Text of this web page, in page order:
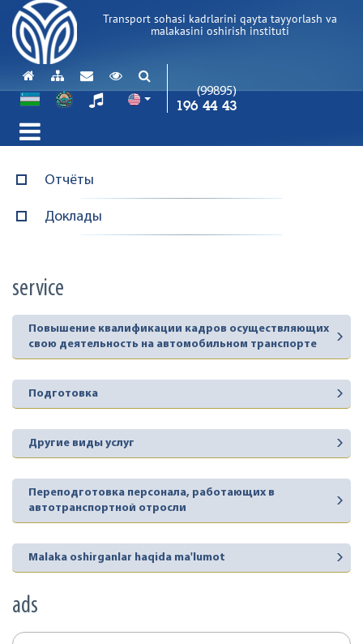
Transport sohasi kadrlarini qayta tayyorlash va
malakasini oshirish instituti
(99895)
196 44 43
Отчёты
Доклады
service
Повышение квалификации кадров осуществляющих
свою деятельность на автомобильном транспорте
Подготовка
Другие виды услуг
Переподготовка персонала, работающих в
автотранспортной отросли
Malaka oshirganlar haqida ma'lumot
ads